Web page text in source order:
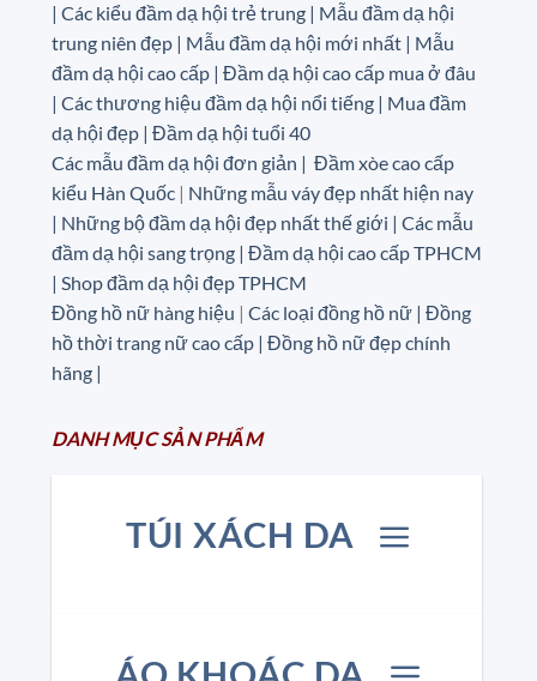
| Các kiểu đầm dạ hội trẻ trung | Mẫu đầm dạ hội
trung niên đẹp | Mẫu đầm dạ hội mới nhất | Mẫu
đầm dạ hội cao cấp | Đầm dạ hội cao cấp mua ở đâu
| Các thương hiệu đầm dạ hội nổi tiếng | Mua đầm
dạ hội đẹp | Đầm dạ hội tuổi 40
Các mẫu đầm dạ hội đơn giản | Đầm xòe cao cấp
kiểu Hàn Quốc | Những mẫu váy đẹp nhất hiện nay
| Những bộ đầm dạ hội đẹp nhất thế giới | Các mẫu
đầm dạ hội sang trọng | Đầm dạ hội cao cấp TPHCM
| Shop đầm dạ hội đẹp TPHCM
Đồng hồ nữ hàng hiệu | Các loại đồng hồ nữ | Đồng
hồ thời trang nữ cao cấp | Đồng hồ nữ đẹp chính
hãng |
DANH MỤCSẢNPHẨM
TÚI XÁCH DA